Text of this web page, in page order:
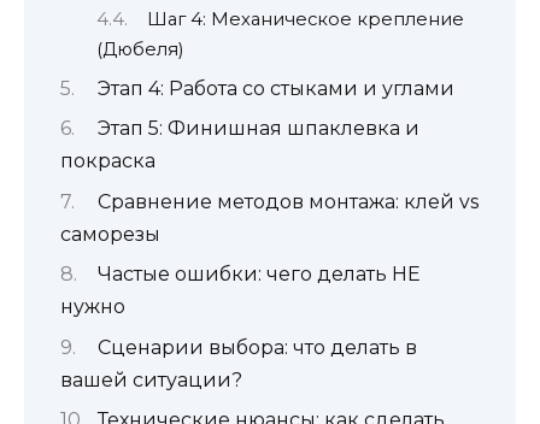
Шаг 4: Механическое крепление
(Дюбеля)
Этап 4: Работа со стыками и углами
Этап 5: Финишная шпаклевка и
покраска
Сравнение методов монтажа: клей vs
саморезы
Частые ошибки: чего делать НЕ
нужно
Сценарии выбора: что делать в
вашей ситуации?